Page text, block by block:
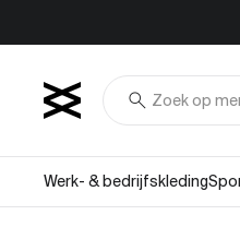
search
Werk- & bedrijfskleding